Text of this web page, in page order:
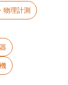
物理計測